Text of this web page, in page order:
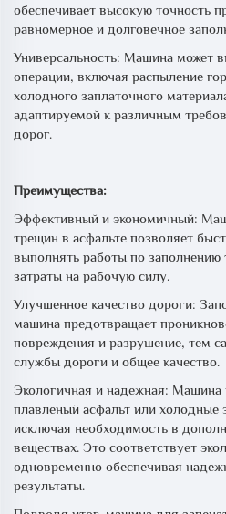
обеспечивает высокую точность
равномерное и долговечное
Универсальность: Машина может
операции, включая распыление
холодного заплаточного
адаптируемой к различным
дорог.
Преимущества:
Эффективный и экономичный:
трещин в асфальте позволяет
выполнять работы по
затраты на рабочую силу.
Улучшенное качество дороги:
машина предотвращает
повреждения и разрушение, тем
службы дороги и общее качество.
Экологичная и надежная: Машина
плавленый асфальт или холодные
исключая необходимость в
веществах. Это соответствует
одновременно обеспечивая
результаты.